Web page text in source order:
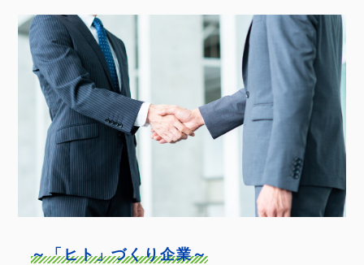
～「ヒト」づくり企業～